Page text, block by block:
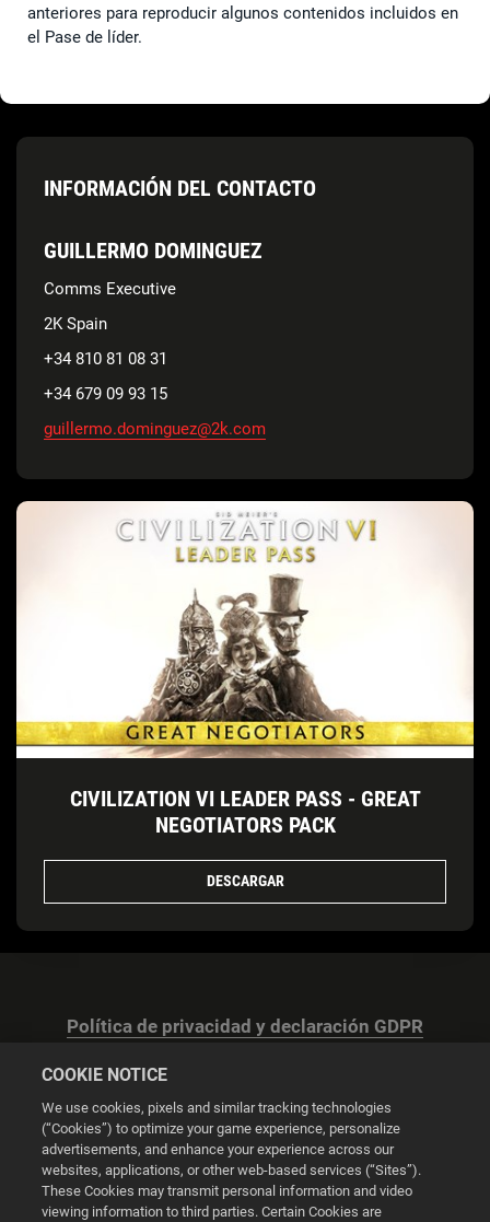
anteriores para reproducir algunos contenidos incluidos en
el Pase de líder.
INFORMACIÓN DEL CONTACTO
GUILLERMO DOMINGUEZ
Comms Executive
2K Spain
+34 810 81 08 31
+34 679 09 93 15
guillermo.dominguez@2k.com
CIVILIZATION VI LEADER PASS - GREAT
NEGOTIATORS PACK
DESCARGAR
Política de privacidad y declaración GDPR
Configuración de las cookies
© 2026 2K
COOKIE NOTICE
We use cookies, pixels and similar tracking technologies
(“Cookies”) to optimize your game experience, personalize
advertisements, and enhance your experience across our
websites, applications, or other web-based services (“Sites”).
These Cookies may transmit personal information and video
viewing information to third parties. Certain Cookies are